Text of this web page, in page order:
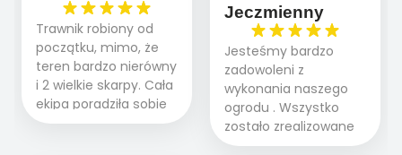
Trawnik robiony od
początku, mimo, że
teren bardzo nierówny
i 2 wielkie skarpy. Cała
ekipa poradziła sobie
WSPANIALE od
Jeczmienny
Jesteśmy bardzo
zadowoleni z
wykonania naszego
ogrodu . Wszystko
zostało zrealizowane
fachowo, rzetelnie i